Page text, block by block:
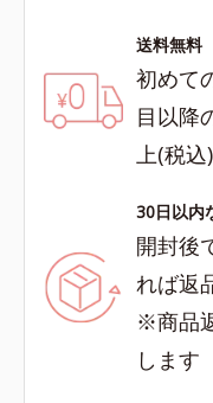
送料無料
初めて
目以降
上(税
30日以内
開封後
れば返
※商品
します